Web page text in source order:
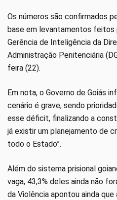
Os números são confirmados
base em levantamentos feitos
Gerência de Inteligência da
Administração Penitenciária
feira (22).
Em nota, o Governo de Goiás
cenário é grave, sendo
esse déficit, finalizando a
já existir um planejamento de
todo o Estado”.
Além do sistema prisional
vaga, 43,3% deles ainda não
da Violência apontou ainda